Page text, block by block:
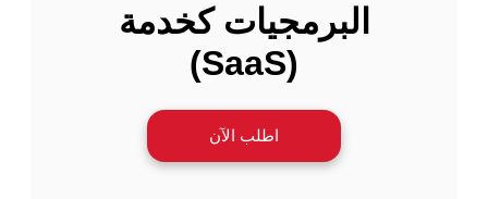
البرمجيات كخدمة
(SaaS)
اطلب الآن